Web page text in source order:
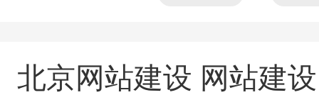
北京网站建设 网站建